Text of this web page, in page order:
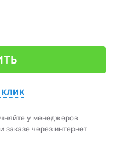
клик
у менеджеров
заказе через интернет